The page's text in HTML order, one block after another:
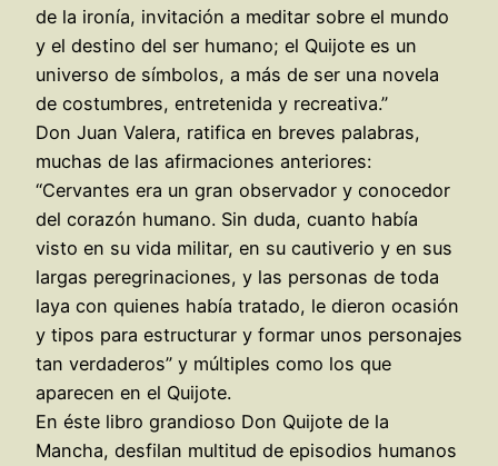
de la ironía, invitación a meditar sobre el mundo
y el destino del ser humano; el Quijote es un
universo de símbolos, a más de ser una novela
de costumbres, entretenida y recreativa.”
Don Juan Valera, ratifica en breves palabras,
muchas de las afirmaciones anteriores:
“Cervantes era un gran observador y conocedor
del corazón humano. Sin duda, cuanto había
visto en su vida militar, en su cautiverio y en sus
largas peregrinaciones, y las personas de toda
laya con quienes había tratado, le dieron ocasión
y tipos para estructurar y formar unos personajes
tan verdaderos” y múltiples como los que
aparecen en el Quijote.
En éste libro grandioso Don Quijote de la
Mancha, desfilan multitud de episodios humanos